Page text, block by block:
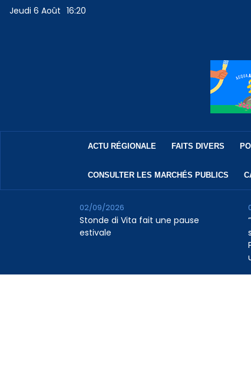
Jeudi 6 Août 16:20
ACTU RÉGIONALE FAITS DIVERS
CONSULTER LES MARCHÉS PUBLICS
Stonde di Vita fait une pause
estivale
02/09/2026